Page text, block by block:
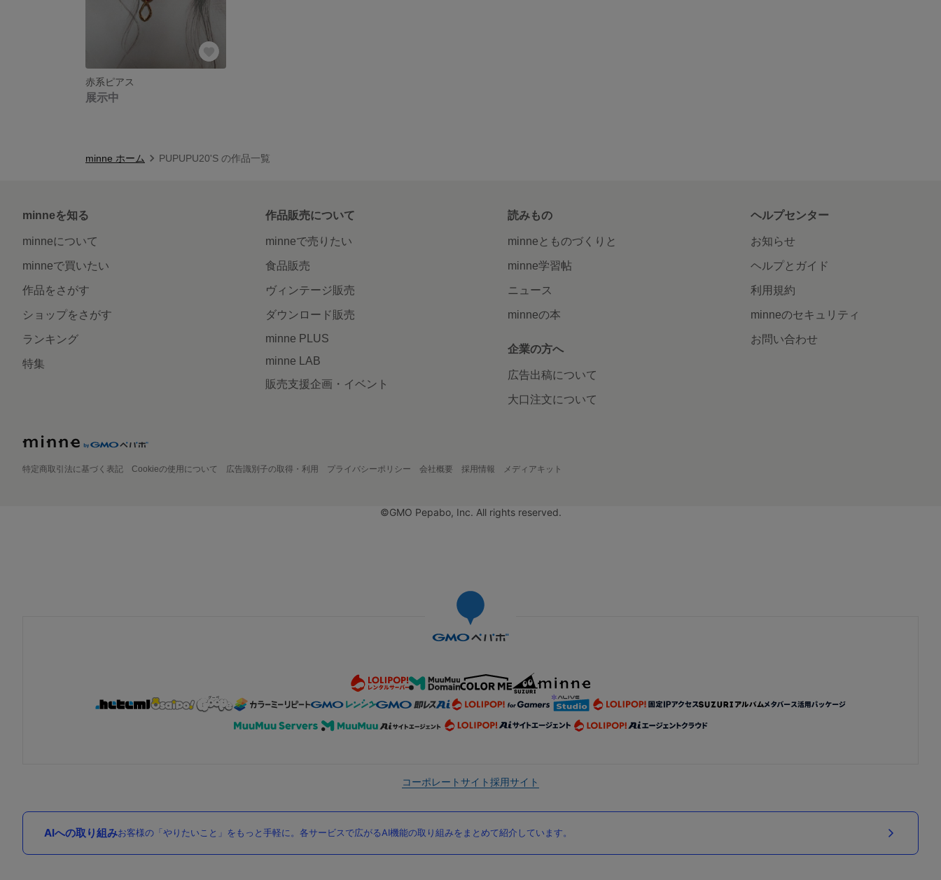
赤系ピアス
展示中
minne ホーム PUPUPU20'S の作品一覧
minneを知る
minneについて
minneで買いたい
作品をさがす
ショップをさがす
ランキング
特集
作品販売について
minneで売りたい
食品販売
ヴィンテージ販売
ダウンロード販売
minne PLUS
minne LAB
販売支援企画・イベント
読みもの
minneとものづくりと
minne学習帖
ニュース
minneの本
企業の方へ
広告出稿について
大口注文について
ヘルプセンター
お知らせ
ヘルプとガイド
利用規約
minneのセキュリティ
お問い合わせ
特定商取引法に基づく表記 Cookieの使用について 広告識別子の取得・利用 プライバシーポリシー 会社概要 採用情報 メディアキット
©GMO Pepabo, Inc. All rights reserved.
コーポレートサイト採用サイト
AIへの取り組みお客様の「やりたいこと」をもっと手軽に。各サービスで広がるAI機能の取り組みをまとめて紹介しています。